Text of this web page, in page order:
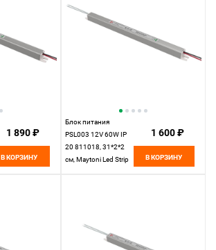
1 890 ₽
В КОРЗИНУ
Блок питания
PSL003 12V 60W IP
20 811018, 31*2*2
см, Maytoni Led Strip
1 600 ₽
В КОРЗИНУ